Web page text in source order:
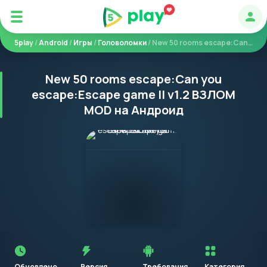
5play/Android /Игры /Головоломки/ New 50 rooms escape:Can you escape:Escape game II
New 50 rooms escape:Can you
escape:Escape game II v1.2 ВЗЛОМ
MOD на Андроид
установкой
приложения